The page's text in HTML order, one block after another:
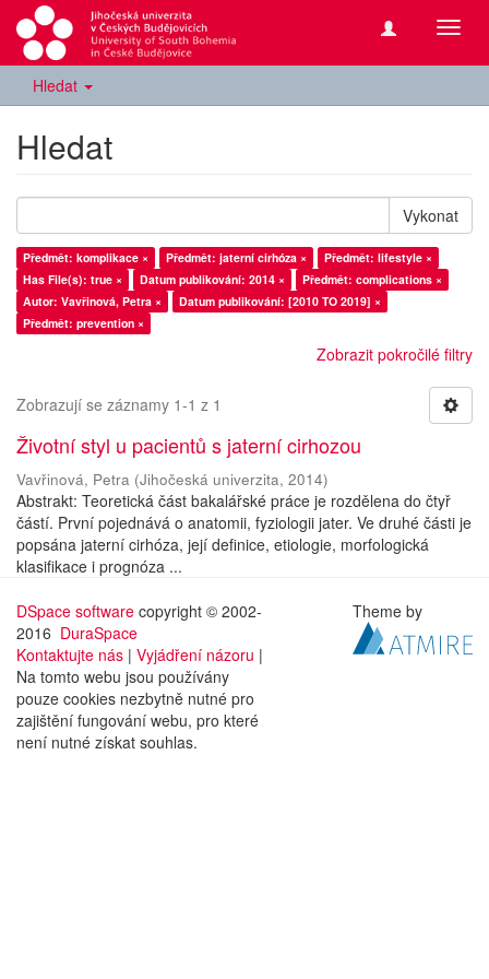
Hledat
Hledat
Vykonat
Předmět: komplikace × Předmět: jaterní cirhóza ×
Předmět: lifestyle ×
Has File(s): true ×
Datum publikování: 2014 ×
Předmět: complications ×
Autor: Vavřinová, Petra ×
Datum publikování: [2010 TO 2019] ×
Předmět: prevention ×
Zobrazit pokročilé filtry
Zobrazují se záznamy 1-1 z 1
Životní styl u pacientů s jaterní cirhozou
Vavřinová, Petra (Jihočeská univerzita, 2014)
Abstrakt: Teoretická část bakalářské práce je rozdělena do čtyř
částí. První pojednává o anatomii, fyziologii jater. Ve druhé části je
popsána jaterní cirhóza, její definice, etiologie, morfologická
klasifikace i prognóza ...
DSpace software copyright © 2002-
2016 DuraSpace
Kontaktujte nás | Vyjádření názoru |
Na tomto webu jsou používány
pouze cookies nezbytně nutné pro
zajištění fungování webu, pro které
není nutné získat souhlas.
Theme by